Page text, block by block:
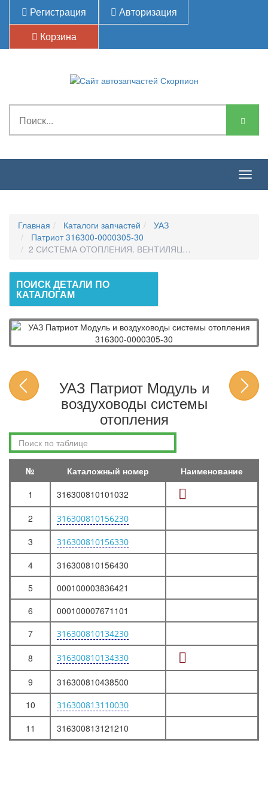
Регистрация
Авторизация
Корзина
Главная Каталоги запчастей
УАЗ
Патриот 316300-0000305-30
2 СИСТЕМА ОТОПЛЕНИЯ, ВЕНТИЛЯЦИИ И
ПОИСК ДЕТАЛИ ПО
КАТАЛОГАМ
УАЗ Патриот Модуль и
воздуховоды системы
отопления
№ Каталожный номер
Наименование
1
316300810101032
2
316300810156230
3 316300810156330
4
316300810156430
5
000100003836421
6
000100007671101
7
316300810134230
8 316300810134330
9
316300810438500
10
316300813110030
11 316300813121210